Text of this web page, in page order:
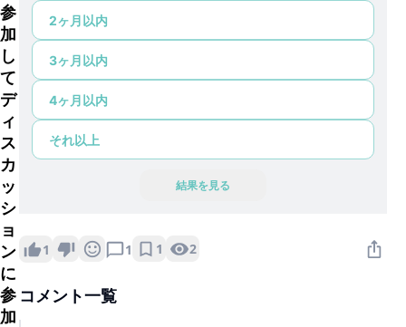
参
加
し
て
デ
ィ
ス
カ
ッ
シ
ョ
ン
に
参
加
2ヶ月以内
3ヶ月以内
4ヶ月以内
それ以上
結果を見る
1 1 1 2
コメント一覧